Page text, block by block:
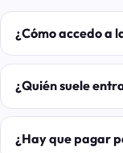
¿Cómo accedo a
¿Quién suele
¿Hay que pagar